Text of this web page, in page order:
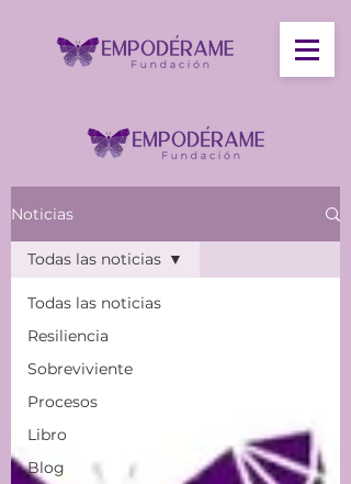
Noticias
Todas las noticias
Resiliencia
Sobreviviente
Procesos
Libro
Blog
Todas las noticias